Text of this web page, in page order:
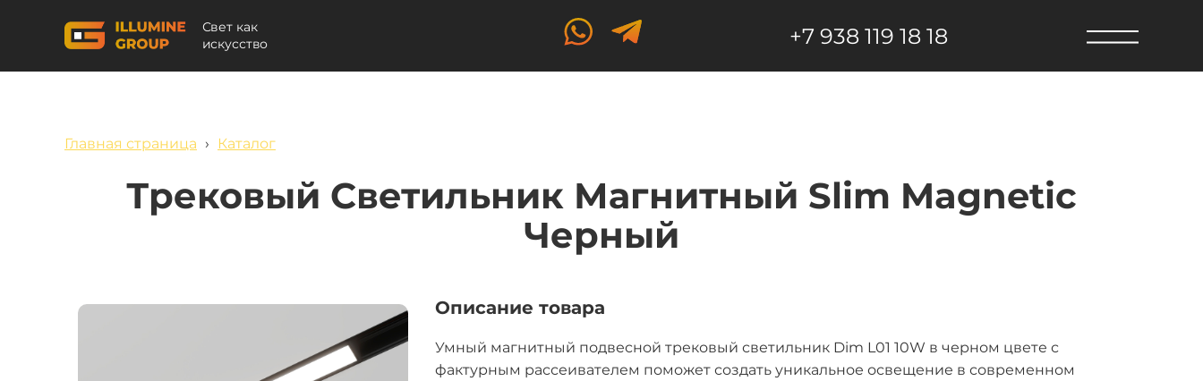
Свет как
искусство
+7 938 119 18 18
Главная страница › Каталог
Трековый Светильник Магнитный Slim Magnetic
Черный
Описание товара
Умный магнитный подвесной трековый светильник Dim L01 10W в черном цвете с
фактурным рассеивателем поможет создать уникальное освещение в современном